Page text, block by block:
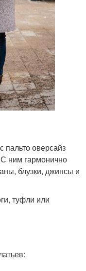
оверсайз
ним гармонично
блузки, джинсы и
туфли или